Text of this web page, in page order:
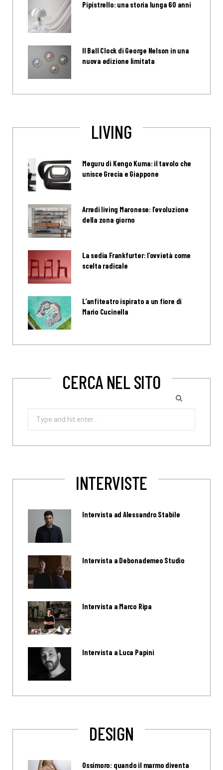
Pipistrello: una storia lunga 60 anni
Il Ball Clock di George Nelson in una
nuova edizione limitata
LIVING
Meguru di Kengo Kuma: il tavolo che
unisce Grecia e Giappone
Arredi living Maronese: l’evoluzione
della zona giorno
La sedia Frankfurter: l’ovvietà come
scelta radicale
L’anfiteatro ispirato a un fiore di
Mario Cucinella
CERCA NEL SITO
Search
INTERVISTE
Intervista ad Alessandro Stabile
Intervista a Debonademeo Studio
Intervista a Marco Ripa
Intervista a Luca Papini
DESIGN
Ossimoro: quando il marmo diventa